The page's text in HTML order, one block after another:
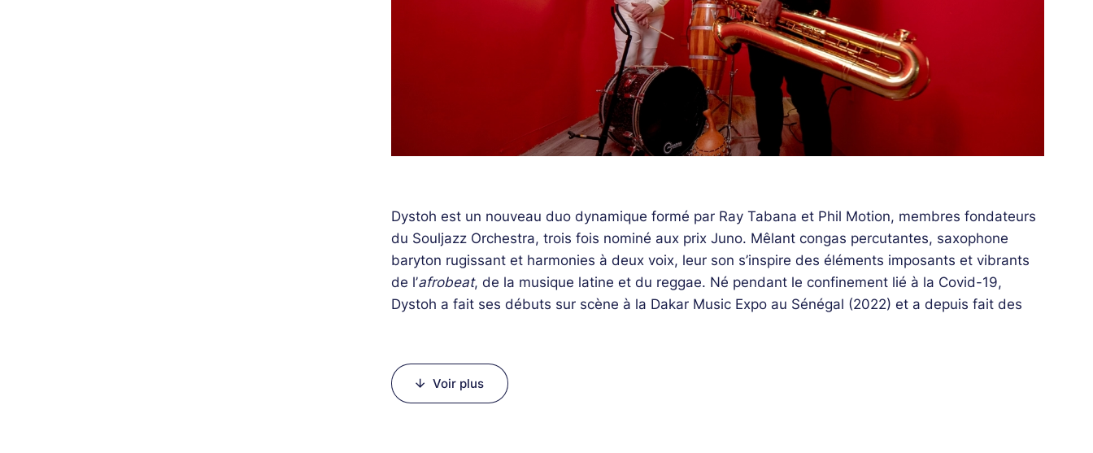
Dystoh est un nouveau duo dynamique formé par Ray Tabana et Phil Motion, membres fondateurs
du Souljazz Orchestra, trois fois nominé aux prix Juno. Mêlant congas percutantes, saxophone
baryton rugissant et harmonies à deux voix, leur son s’inspire des éléments imposants et vibrants
de l’afrobeat, de la musique latine et du reggae. Né pendant le confinement lié à la Covid-19,
Dystoh a fait ses débuts sur scène à la Dakar Music Expo au Sénégal (2022) et a depuis fait des
personnelle subtile, brute et poétique sur les troubles mondiaux dans un monde en mutation
rapide. Des morceaux et des vidéos remarquables comme « All My Life » et « Days Go By » mettent
Voir plus